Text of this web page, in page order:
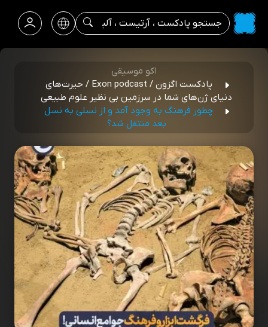
اکو موسیقی
پادکست اگزون / Exon podcast / حیرت‌های
دنیای ژن‌های شما در سرزمین بی نظیر علوم طبیعی
چطور فرهنگ به وجود آمد و از نسلی به نسل
بعد منتقل شد؟